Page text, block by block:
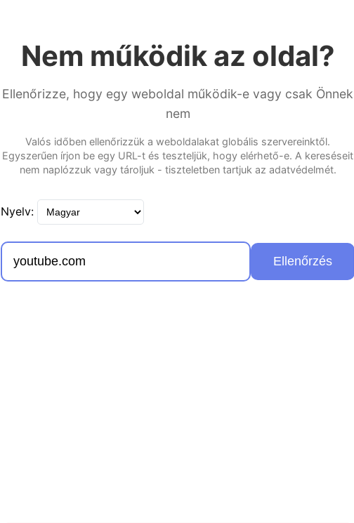
Nem működik az oldal?
Ellenőrizze, hogy egy weboldal működik-e vagy csak Önnek
nem
Valós időben ellenőrizzük a weboldalakat globális szervereinktől.
Egyszerűen írjon be egy URL-t és teszteljük, hogy elérhető-e. A kereséseit
nem naplózzuk vagy tároljuk - tiszteletben tartjuk az adatvédelmét.
Nyelv:
Ellenőrzés